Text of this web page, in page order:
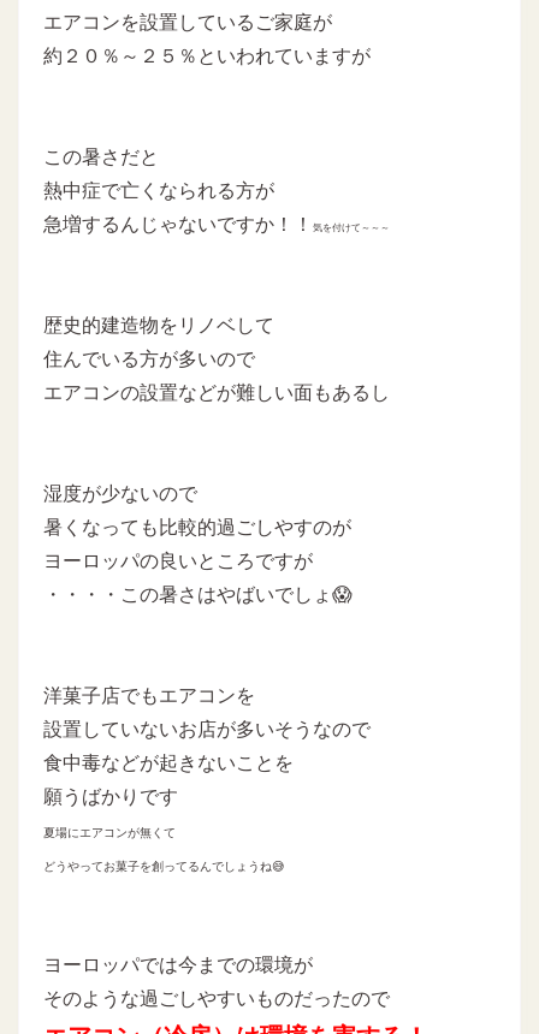
エアコンを設置しているご家庭が
約２０％～２５％といわれていますが
この暑さだと
熱中症で亡くなられる方が
急増するんじゃないですか！！
気を付けて～～～
歴史的建造物をリノベして
住んでいる方が多いので
エアコンの設置などが難しい面もあるし
湿度が少ないので
暑くなっても比較的過ごしやすのが
ヨーロッパの良いところですが
・・・・この暑さはやばいでしょ😱
洋菓子店でもエアコンを
設置していないお店が多いそうなので
食中毒などが起きないことを
願うばかりです
夏場にエアコンが無くて
どうやってお菓子を創ってるんでしょうね😅
ヨーロッパでは今までの環境が
そのような過ごしやすいものだったので